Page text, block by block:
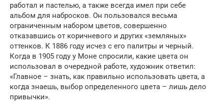
работал и пастелью, а также всегда имел при себе
альбом для набросков. Он пользовался весьма
ограниченным набором цветов, совершенно
отказавшись от коричневого и других «земляных»
оттенков. К 1886 году исчез с его палитры и черный.
Когда в 1905 году у Моне спросили, какие цвета он
использовал в очередной работе, художник ответил:
«Главное – знать, как правильно использовать цвета, а
когда знаешь, выбор определенного цвета – лишь дело
привычки».